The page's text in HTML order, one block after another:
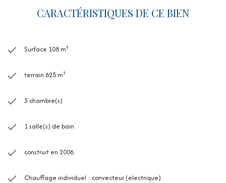
CARACTÉRISTIQUES DE CE BIEN
Surface 108 m²
terrain 625 m²
3 chambre(s)
1 salle(s) de bain
construit en 2006
Chauffage individuel : convecteur (electrique)